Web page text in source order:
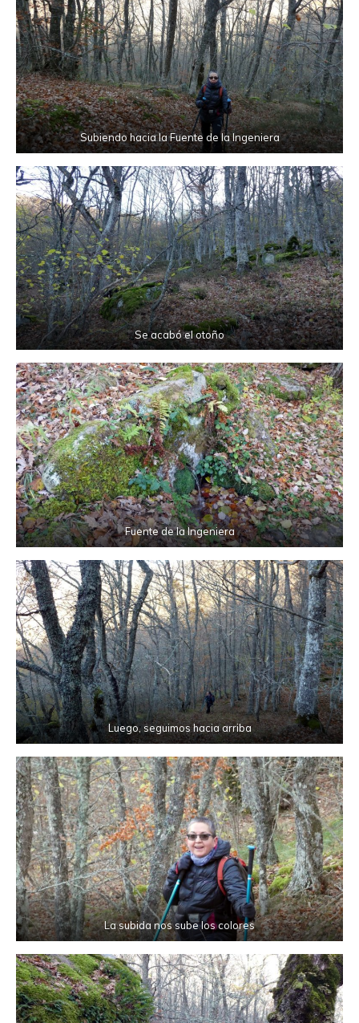
Subiendo hacia la Fuente de la Ingeniera
Se acabó el otoño
Fuente de la Ingeniera
Luego, seguimos hacia arriba
La subida nos sube los colores